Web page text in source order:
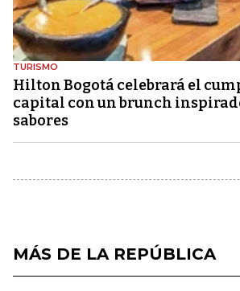
TURISMO
Hilton Bogotá celebrará el
capital con un brunch
sabores
MÁS DE LA REPÚBLICA